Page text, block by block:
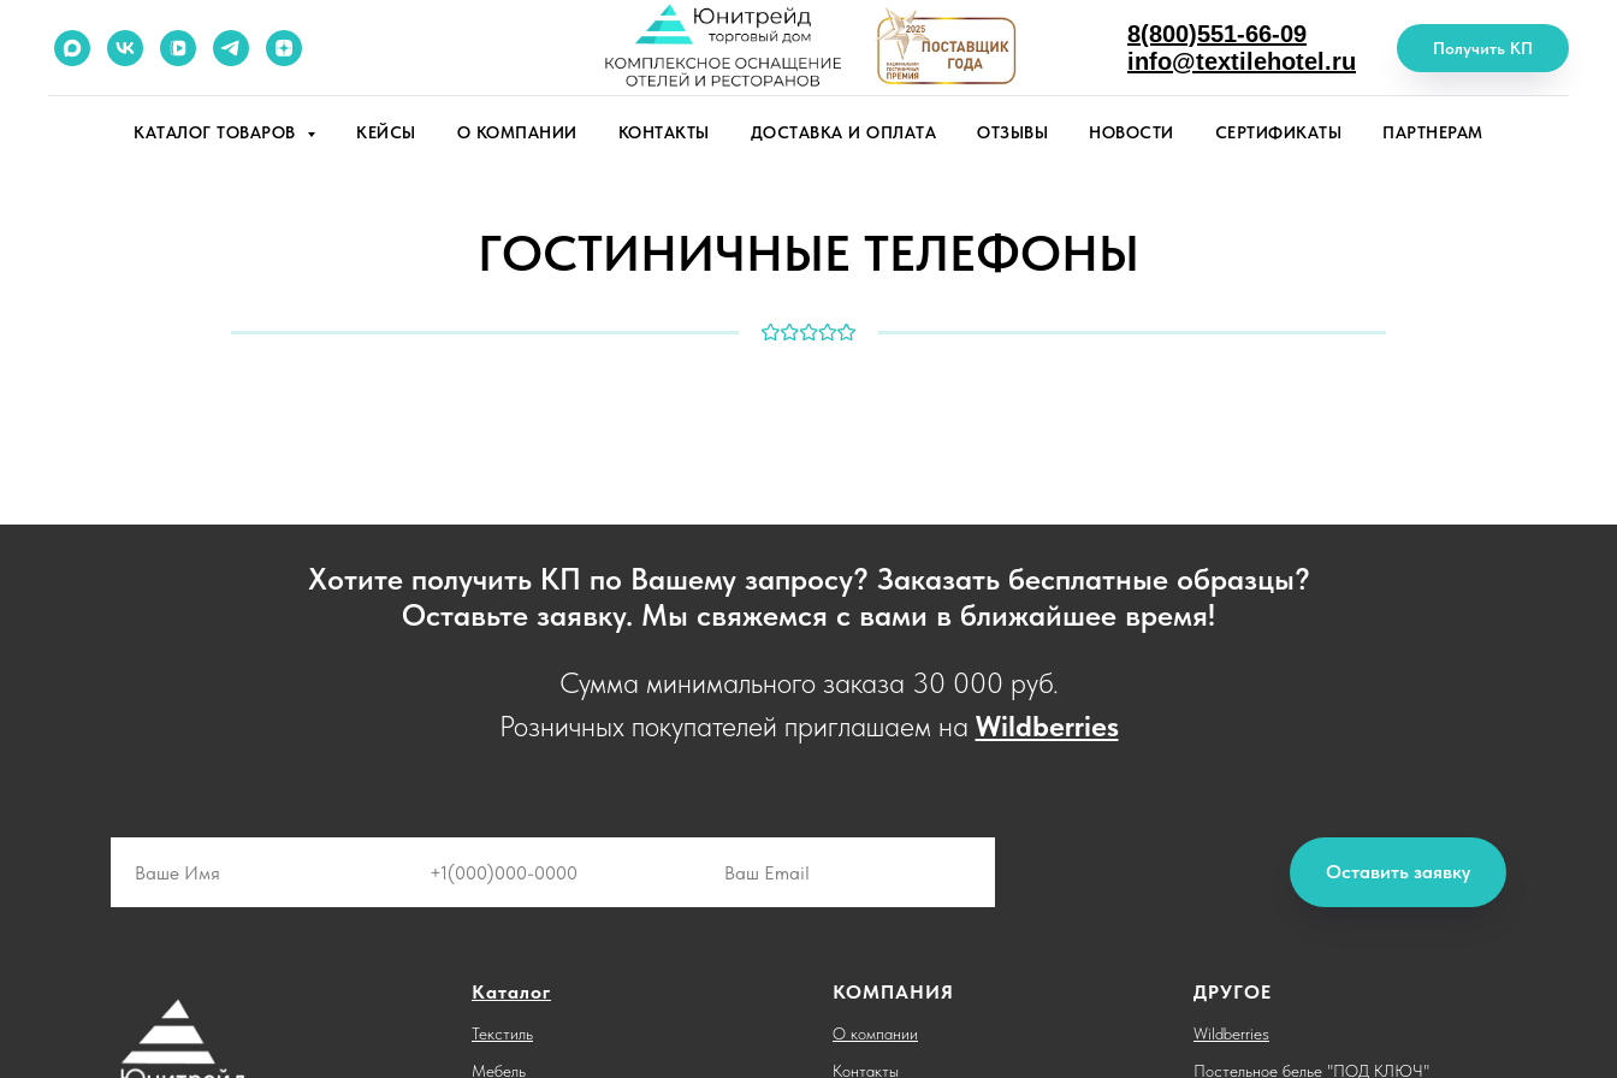
8(800)551-66-09
info@textilehotel.ru
Получить КП
КАТАЛОГ ТОВАРОВ КЕЙСЫ О КОМПАНИИ КОНТАКТЫ ДОСТАВКА И ОПЛАТА ОТЗЫВЫ НОВОСТИ СЕРТИФИКАТЫ ПАРТНЕРАМ
ГОСТИНИЧНЫЕ ТЕЛЕФОНЫ
Хотите получить КП по Вашему запросу? Заказать бесплатные образцы?
Оставьте заявку. Мы свяжемся с вами в ближайшее время!
Сумма минимального заказа 30 000 руб.
Розничных покупателей приглашаем на Wildberries
Оставить заявку
Каталог
Текстиль
Мебель
КОМПАНИЯ
О компании
Контакты
ДРУГОЕ
Wildberries
Постельное белье "ПОД КЛЮЧ"